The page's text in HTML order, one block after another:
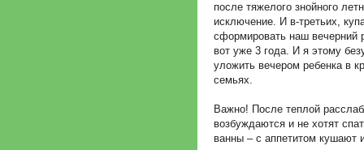
после тяжелого знойного
исключение. И в-третьих,
сформировать наш вечерний
вот уже 3 года. И я этому
уложить вечером ребенка в
семьях.
Важно! После теплой
возбуждаются и не хотят
ванны – с аппетитом кушают